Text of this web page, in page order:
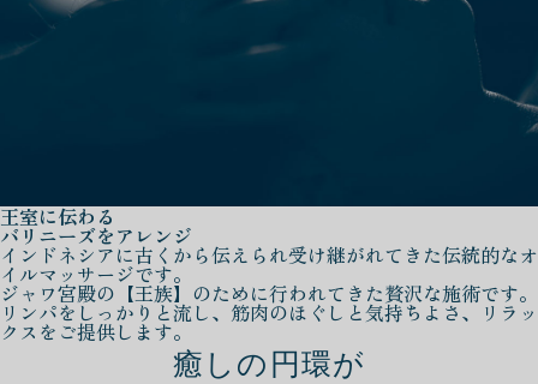
王室に伝わる
バリニーズをアレンジ
インドネシアに古くから伝えられ受け継がれてきた伝統的なオ
イルマッサージです。
ジャワ宮殿の【王族】のために行われてきた贅沢な施術です。
リンパをしっかりと流し、筋肉のほぐしと気持ちよさ、リラッ
クスをご提供します。
癒しの円環が